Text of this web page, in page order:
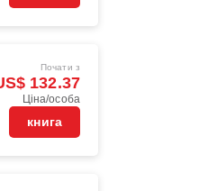
Почати з
132.37
Ціна/особа
книга